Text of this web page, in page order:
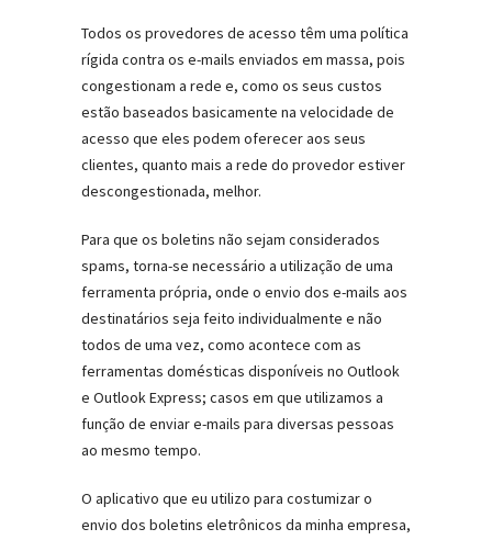
Todos os provedores de acesso têm uma política
rígida contra os e-mails enviados em massa, pois
congestionam a rede e, como os seus custos
estão baseados basicamente na velocidade de
acesso que eles podem oferecer aos seus
clientes, quanto mais a rede do provedor estiver
descongestionada, melhor.
Para que os boletins não sejam considerados
spams, torna-se necessário a utilização de uma
ferramenta própria, onde o envio dos e-mails aos
destinatários seja feito individualmente e não
todos de uma vez, como acontece com as
ferramentas domésticas disponíveis no Outlook
e Outlook Express; casos em que utilizamos a
função de enviar e-mails para diversas pessoas
ao mesmo tempo.
O aplicativo que eu utilizo para costumizar o
envio dos boletins eletrônicos da minha empresa,